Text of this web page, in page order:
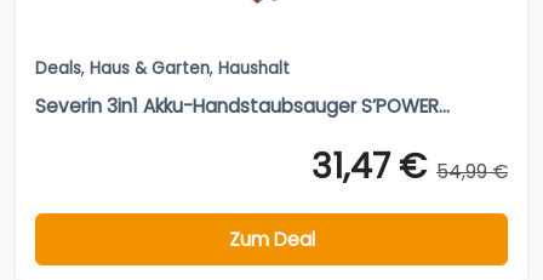
Deals, Haus & Garten, Haushalt
Severin 3in1 Akku-Handstaubsauger S’POWER...
31,47 € 54,99 €
Zum Deal